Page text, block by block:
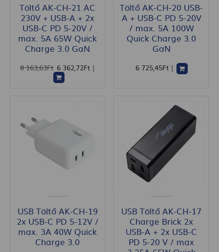
Töltő AK-CH-21 AC
230V + USB-A + 2x
USB-C PD 5-20V /
max. 5A 65W Quick
Charge 3.0 GaN
8 163,63Ft 6 362 ,72Ft |
Töltő AK-CH-20 USB-
A + USB-C PD 5-20V
/ max. 5A 100W
Quick Charge 3.0
GaN
6 725,45Ft |
USB Töltő AK-CH-19
2x USB-C PD 5-12V /
max. 3A 40W Quick
Charge 3.0
USB Töltő AK-CH-17
Charge Brick 2x
USB-A + 2x USB-C
PD 5-20 V / max